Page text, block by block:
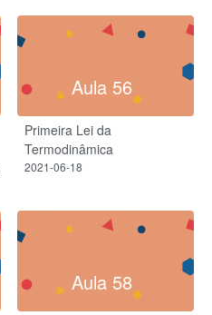
Aula 56
Primeira Lei da
Termodinâmica
2021-06-18
Aula 58